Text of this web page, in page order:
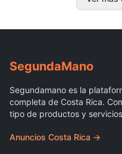
SegundaMano
Segundamano es la
completa de Costa Rica.
tipo de productos y
Anuncios Costa Rica →